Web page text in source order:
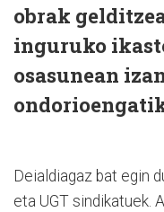
obrak
inguruko
osasunean
Deialdiagaz bat egin
eta UGT sindikatuek.